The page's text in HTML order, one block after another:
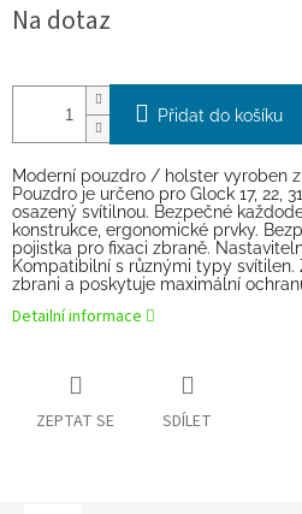
cena:
Na dotaz
Přidat do košíku
Moderní pouzdro / holster vyroben
Pouzdro je určeno pro Glock 17, 22,
osazený svítilnou. Bezpečné
konstrukce, ergonomické prvky.
pojistka pro fixaci zbraně.
Kompatibilní s různými typy
zbrani a poskytuje maximální
Detailní informace
ZEPTAT SE SDÍLET